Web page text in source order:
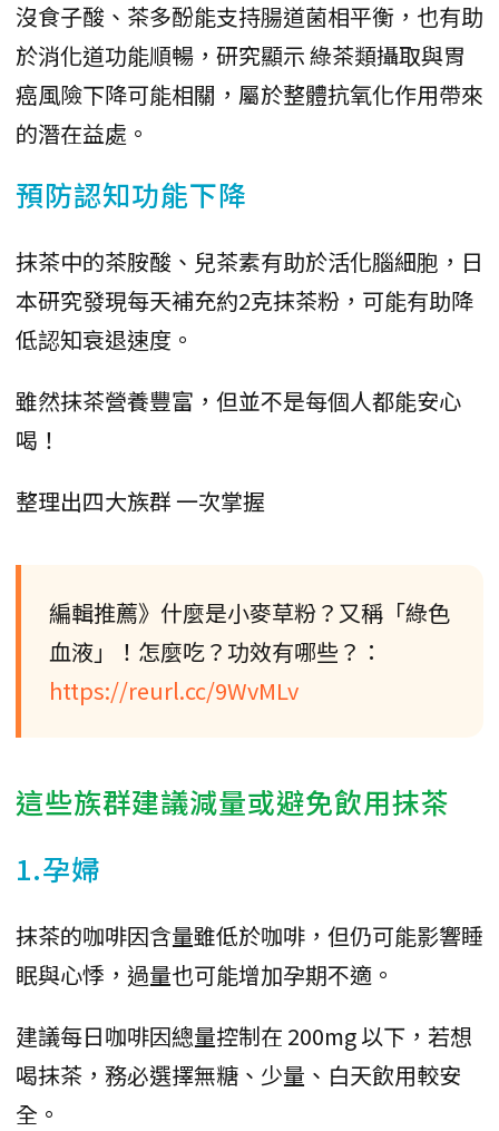
沒食子酸、茶多酚能支持腸道菌相平衡，也有助
於消化道功能順暢，研究顯示 綠茶類攝取與胃
癌風險下降可能相關，屬於整體抗氧化作用帶來
的潛在益處。
預防認知功能下降
抹茶中的茶胺酸、兒茶素有助於活化腦細胞，日
本研究發現每天補充約2克抹茶粉，可能有助降
低認知衰退速度。
雖然抹茶營養豐富，但並不是每個人都能安心
喝！
整理出四大族群 一次掌握
編輯推薦》什麼是小麥草粉？又稱「綠色
血液」！怎麼吃？功效有哪些？：
https://reurl.cc/9WvMLv
這些族群建議減量或避免飲用抹茶
1.孕婦
抹茶的咖啡因含量雖低於咖啡，但仍可能影響睡
眠與心悸，過量也可能增加孕期不適。
建議每日咖啡因總量控制在 200mg 以下，若想
喝抹茶，務必選擇無糖、少量、白天飲用較安
全。